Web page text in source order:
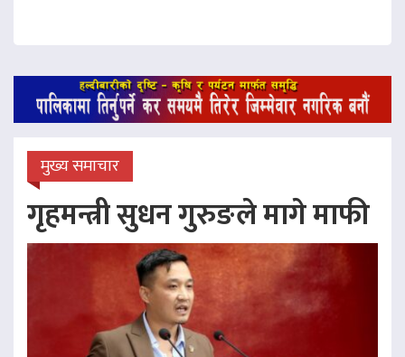
मुख्य समाचार
गृहमन्त्री सुधन गुरुङले मागे माफी